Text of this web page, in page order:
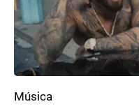
Música